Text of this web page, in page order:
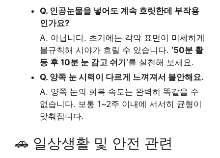
Q. 인공눈물을 넣어도 계속 흐릿한데 부작용
인가요?
A. 아닙니다. 초기에는 각막 표면이 미세하게
불규칙해 시야가 흐릴 수 있습니다. ’50분 활
동 후 10분 눈 감고 쉬기’를 실천해 보세요.
Q. 양쪽 눈 시력이 다르게 느껴져서 불안해요.
A. 양쪽 눈의 회복 속도는 완벽히 똑같을 수
없습니다. 보통 1~2주 이내에 서서히 균형이
맞춰집니다.
🚗 일상생활 및 안전 관련